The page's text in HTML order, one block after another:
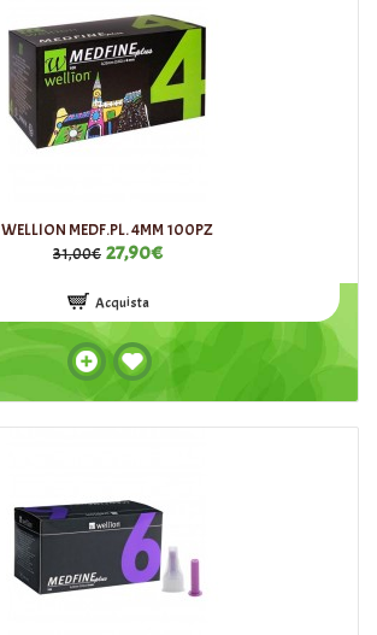
WELLION MEDF.PL. 4MM 100PZ
31,00€ 27,90€
Acquista